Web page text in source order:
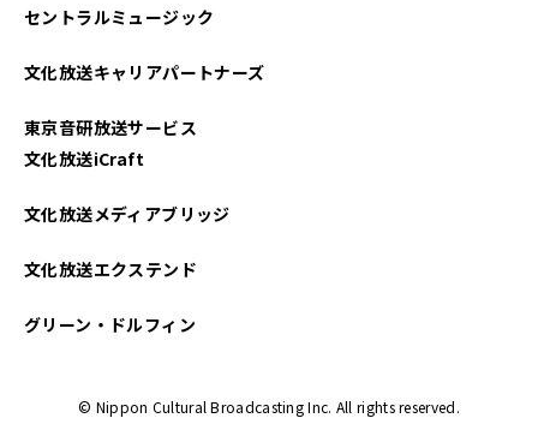
セントラルミュージック
文化放送キャリアパートナーズ
東京音研放送サービス
文化放送iCraft
文化放送メディアブリッジ
文化放送エクステンド
グリーン・ドルフィン
© Nippon Cultural Broadcasting Inc. All rights reserved.